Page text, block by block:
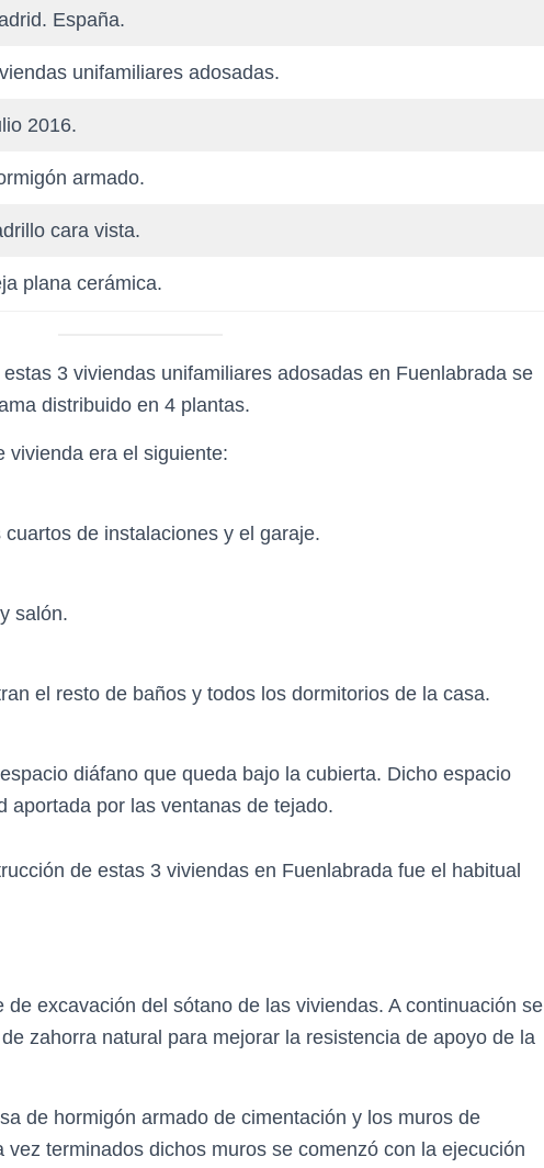
España.
unifamiliares adosadas.
2016.
armado.
cara vista.
plana cerámica.
3 viviendas unifamiliares adosadas en Fuenlabrada se
distribuido en 4 plantas.
vivienda era el siguiente:
de instalaciones y el garaje.
salón.
el resto de baños y todos los dormitorios de la casa.
diáfano que queda bajo la cubierta. Dicho espacio
aportada por las ventanas de tejado.
de estas 3 viviendas en Fuenlabrada fue el habitual
excavación del sótano de las viviendas. A continuación se
zahorra natural para mejorar la resistencia de apoyo de la
de hormigón armado de cimentación y los muros de
terminados dichos muros se comenzó con la ejecución